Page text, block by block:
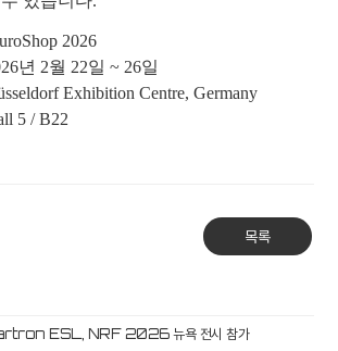
2026
년 2월 22일 ~ 26일
Exhibition Centre, Germany
5 / B22
목록
ESL, NRF 2026 뉴욕 전시 참가